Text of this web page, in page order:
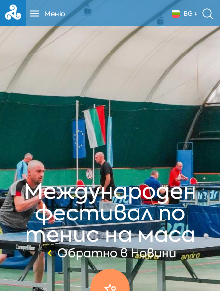
Меню BG
Международен
фестивал по
тенис на маса
Обратно в Новини